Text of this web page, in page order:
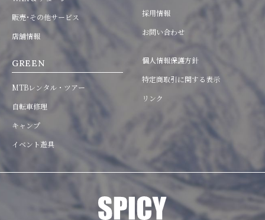
販売･その他サービス
店舗情報
GREEN
MTBレンタル・ツアー
自転車修理
キャンプ
イベント遊具
採用情報
お問い合わせ
個人情報保護方針
特定商取引に関する表示
リンク